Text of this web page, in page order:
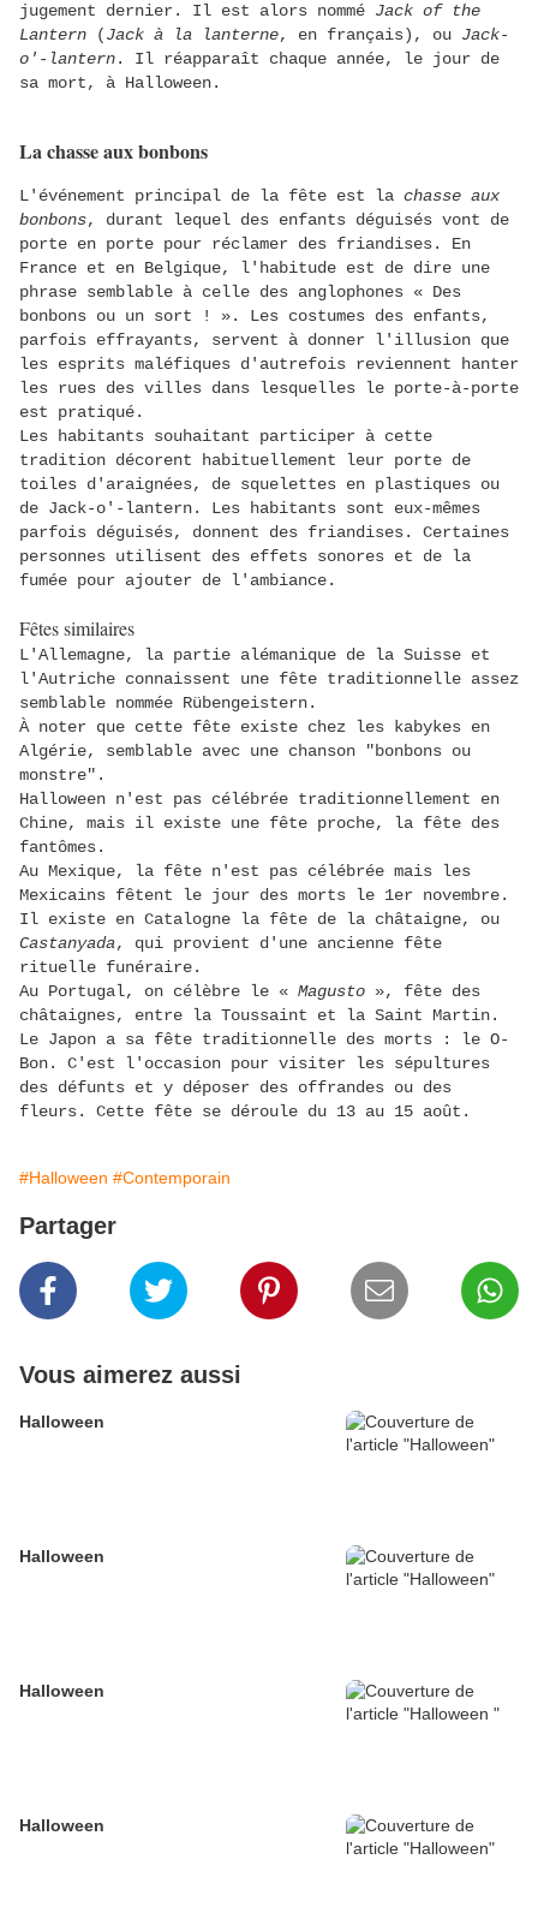
jugement dernier. Il est alors nommé Jack of the
Lantern (Jack à la lanterne, en français), ou Jack-
o'-lantern. Il réapparaît chaque année, le jour de
sa mort, à Halloween.
La chasse aux bonbons
L'événement principal de la fête est la chasse aux
bonbons, durant lequel des enfants déguisés vont de
porte en porte pour réclamer des friandises. En
France et en Belgique, l'habitude est de dire une
phrase semblable à celle des anglophones « Des
bonbons ou un sort ! ». Les costumes des enfants,
parfois effrayants, servent à donner l'illusion que
les esprits maléfiques d'autrefois reviennent hanter
les rues des villes dans lesquelles le porte-à-porte
est pratiqué.
Les habitants souhaitant participer à cette
tradition décorent habituellement leur porte de
toiles d'araignées, de squelettes en plastiques ou
de Jack-o'-lantern. Les habitants sont eux-mêmes
parfois déguisés, donnent des friandises. Certaines
personnes utilisent des effets sonores et de la
fumée pour ajouter de l'ambiance.
Fêtes similaires
L'Allemagne, la partie alémanique de la Suisse et
l'Autriche connaissent une fête traditionnelle assez
semblable nommée Rübengeistern.
À noter que cette fête existe chez les kabykes en
Algérie, semblable avec une chanson "bonbons ou
monstre".
Halloween n'est pas célébrée traditionnellement en
Chine, mais il existe une fête proche, la fête des
fantômes.
Au Mexique, la fête n'est pas célébrée mais les
Mexicains fêtent le jour des morts le 1er novembre.
Il existe en Catalogne la fête de la châtaigne, ou
Castanyada, qui provient d'une ancienne fête
rituelle funéraire.
Au Portugal, on célèbre le « Magusto », fête des
châtaignes, entre la Toussaint et la Saint Martin.
Le Japon a sa fête traditionnelle des morts : le O-
Bon. C'est l'occasion pour visiter les sépultures
des défunts et y déposer des offrandes ou des
fleurs. Cette fête se déroule du 13 au 15 août.
#Halloween #Contemporain
Partager
Vous aimerez aussi
Halloween
Halloween
Halloween
Halloween